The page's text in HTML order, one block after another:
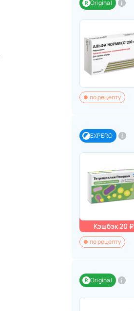
Original
по рецепту
EXPERO
Кэшбэк 20 ₽
по рецепту
Original